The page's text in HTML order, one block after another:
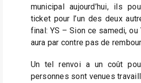
municipal aujourd’hui, ils
ticket pour l’un des deux
final: YS – Sion ce samedi, ou
aura par contre pas de
Un tel renvoi a un coût
personnes sont venues